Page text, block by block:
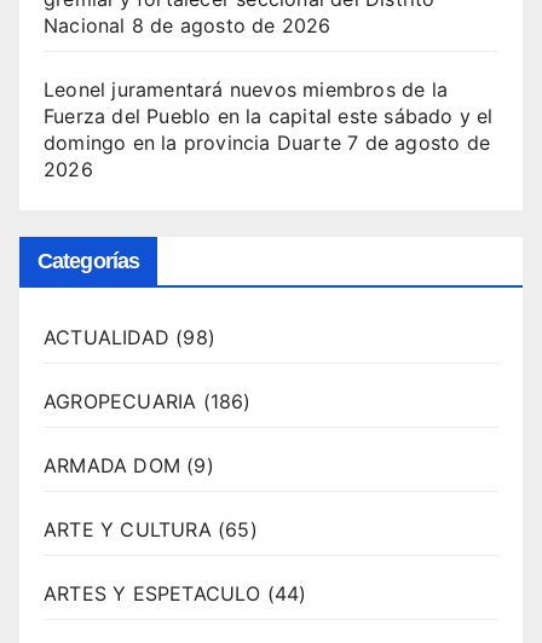
Nacional 8 de agosto de 2026
Leonel juramentará nuevos miembros de la
Fuerza del Pueblo en la capital este sábado y el
domingo en la provincia Duarte 7 de agosto de
2026
Categorías
ACTUALIDAD (98)
AGROPECUARIA (186)
ARMADA DOM (9)
ARTE Y CULTURA(65)
ARTES Y ESPETACULO (44)